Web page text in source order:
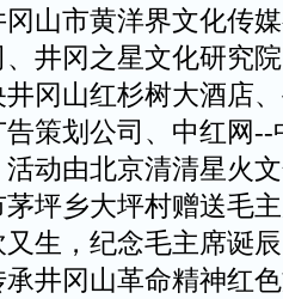
山市黄洋界文化传
井冈之星文化研究
冈山红杉树大酒店
策划公司、中红网--
动由北京清清星火
坪乡大坪村赠送毛
生，纪念毛主席诞
井冈山革命精神红